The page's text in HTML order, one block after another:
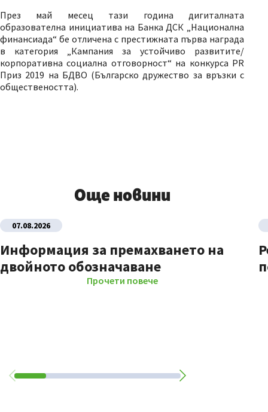
През май месец тази година дигиталната
образователна инициатива на Банка ДСК „Национална
финансиада“ бе отличена с престижната първа награда
в категория „Кампания за устойчиво развитите/
корпоративна социална отговорност“ на конкурса PR
Приз 2019 на БДВО (Българско дружество за връзки с
обществеността).
Още новини
07.08.2026
Информация за премахването на
двойното обозначаване
Прочети повече